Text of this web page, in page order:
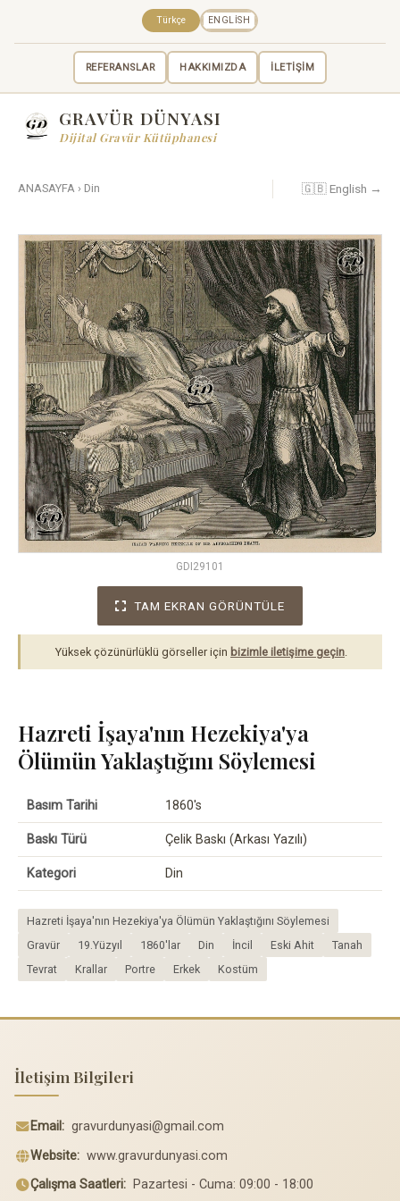
REFERANSLAR HAKKIMIZDA İLETİŞİM
Türkçe ENGLISH
GRAVÜR DÜNYASI
Dijital Gravür Kütüphanesi
ANASAYFA › Din 🇬🇧 English →
GDI29101
TAM EKRAN GÖRÜNTÜLE
Yüksek çözünürlüklü görseller için bizimle iletişime geçin.
Hazreti İşaya'nın Hezekiya'ya
Ölümün Yaklaştığını Söylemesi
Basım Tarihi 1860's
Baskı Türü Çelik Baskı (Arkası Yazılı)
Kategori Din
Hazreti İşaya'nın Hezekiya'ya Ölümün Yaklaştığını Söylemesi
Gravür
19.Yüzyıl 1860'lar Din İncil Eski Ahit
Tanah
Tevrat
Krallar Portre Erkek Kostüm
İletişim Bilgileri
Email: gravurdunyasi@gmail.com
Website: www.gravurdunyasi.com
Çalışma Saatleri: Pazartesi - Cuma: 09:00 - 18:00